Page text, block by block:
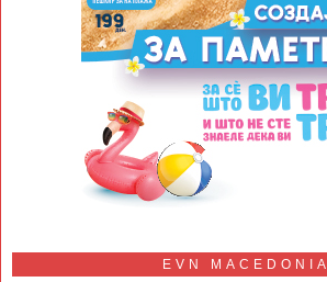
EVN MACEDONIA